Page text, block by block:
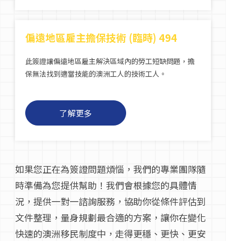
偏遠地區雇主擔保技術 (臨時) 494
此簽證讓偏遠地區雇主解決區域內的勞工短缺問題，擔
保無法找到適當技能的澳洲工人的技術工人。
了解更多
如果您正在為簽證問題煩惱，我們的專業團隊隨
時準備為您提供幫助！我們會根據您的具體情
況，提供一對一諮詢服務，協助你從條件評估到
文件整理，量身規劃最合適的方案，讓你在變化
快速的澳洲移民制度中，走得更穩、更快、更安